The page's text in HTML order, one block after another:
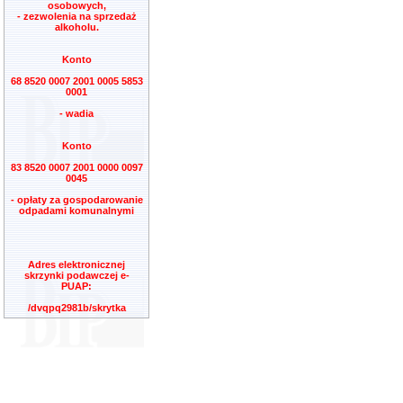
osobowych,
- zezwolenia na sprzedaż
alkoholu.
Konto
68 8520 0007 2001 0005 5853
0001
- wadia
Konto
83 8520 0007 2001 0000 0097
0045
- opłaty za gospodarowanie
odpadami komunalnymi
Adres elektronicznej
skrzynki podawczej e-
PUAP:
/dvqpq2981b/skrytka